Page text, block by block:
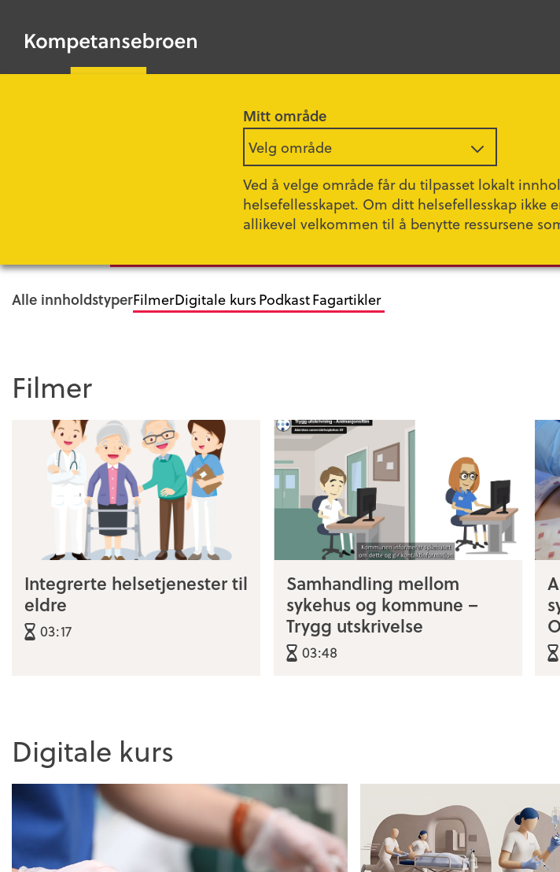
Mitt område
Velg område
Ved å velge område får du tilpasset lokalt
helsefellesskapet. Om ditt helsefellesskap ikke
allikevel velkommen til å benytte ressursene
HOVEDINNHOLD
Kompetansebroen
Ambulante tjenester og
Alle innholdstyperFilmerDigitale kursPodkastFagartikler
Filmer
Integrerte helsetjenester til
eldre
03:17
Samhandling mellom
sykehus og kommune –
Trygg utskrivelse
03:48
Digitale kurs